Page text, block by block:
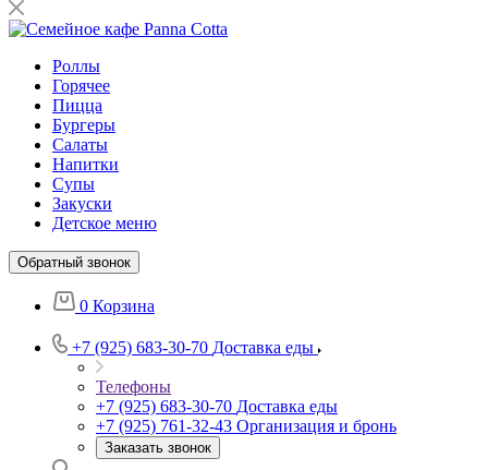
Роллы
Горячее
Пицца
Бургеры
Салаты
Напитки
Супы
Закуски
Детское меню
Обратный звонок
0 Корзина
+7 (925) 683-30-70 Доставка еды
Телефоны
+7 (925) 683-30-70 Доставка еды
+7 (925) 761-32-43 Организация и бронь
Заказать звонок